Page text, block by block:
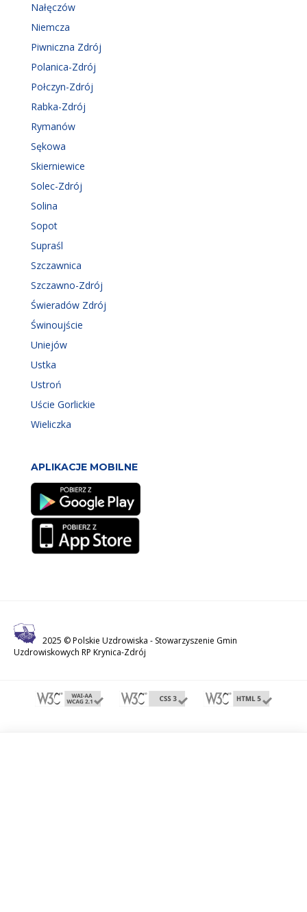
Nałęczów
Niemcza
Piwniczna Zdrój
Polanica-Zdrój
Połczyn-Zdrój
Rabka-Zdrój
Rymanów
Sękowa
Skierniewice
Solec-Zdrój
Solina
Sopot
Supraśl
Szczawnica
Szczawno-Zdrój
Świeradów Zdrój
Świnoujście
Uniejów
Ustka
Ustroń
Uście Gorlickie
Wieliczka
APLIKACJE MOBILNE
2025 © Polskie Uzdrowiska - Stowarzyszenie Gmin
Uzdrowiskowych RP Krynica-Zdrój